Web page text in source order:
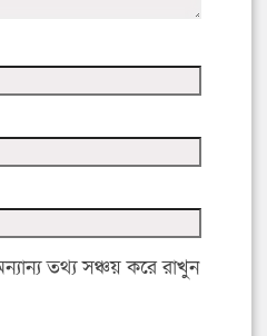
তথ্য সঞ্চয় করে রাখুন